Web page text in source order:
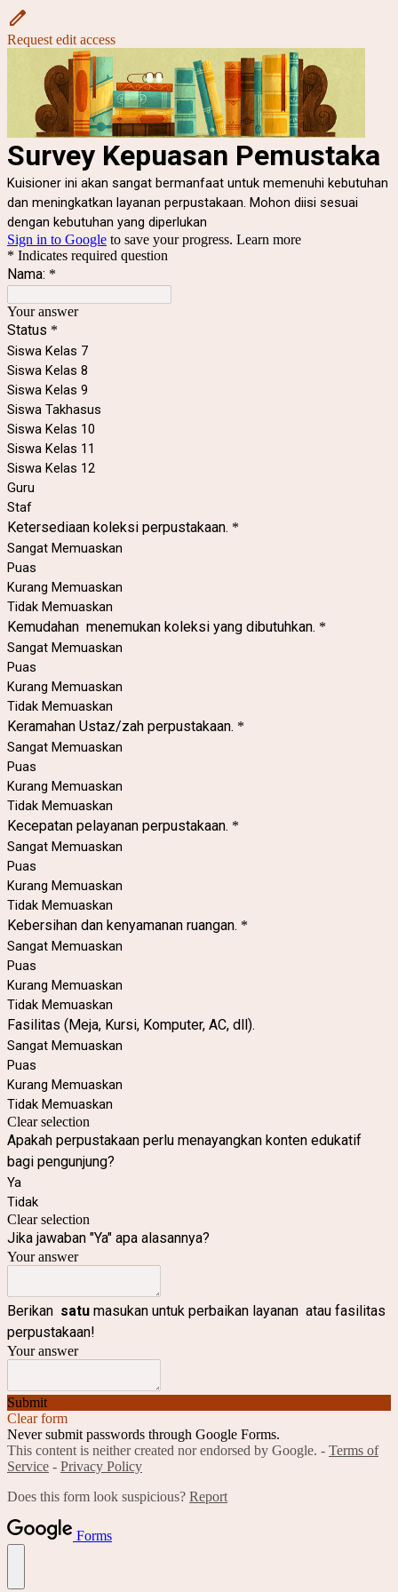
Request edit access
Survey Kepuasan Pemustaka
Kuisioner ini akan sangat bermanfaat untuk memenuhi kebutuhan
dan meningkatkan layanan perpustakaan. Mohon diisi sesuai
dengan kebutuhan yang diperlukan
Sign in to Google to save your progress. Learn more
* Indicates required question
Nama: *
Your answer
Status *
Siswa Kelas 7
Siswa Kelas 8
Siswa Kelas 9
Siswa Takhasus
Siswa Kelas 10
Siswa Kelas 11
Siswa Kelas 12
Guru
Staf
Ketersediaan koleksi perpustakaan. *
Sangat Memuaskan
Puas
Kurang Memuaskan
Tidak Memuaskan
Kemudahan menemukan koleksi yang dibutuhkan. *
Sangat Memuaskan
Puas
Kurang Memuaskan
Tidak Memuaskan
Keramahan Ustaz/zah perpustakaan. *
Sangat Memuaskan
Puas
Kurang Memuaskan
Tidak Memuaskan
Kecepatan pelayanan perpustakaan. *
Sangat Memuaskan
Puas
Kurang Memuaskan
Tidak Memuaskan
Kebersihan dan kenyamanan ruangan. *
Sangat Memuaskan
Puas
Kurang Memuaskan
Tidak Memuaskan
Fasilitas (Meja, Kursi, Komputer, AC, dll).
Sangat Memuaskan
Puas
Kurang Memuaskan
Tidak Memuaskan
Clear selection
Apakah perpustakaan perlu menayangkan konten edukatif
bagi pengunjung?
Ya
Tidak
Clear selection
Jika jawaban "Ya" apa alasannya?
Your answer
Berikan satu masukan untuk perbaikan layanan atau fasilitas
perpustakaan!
Your answer
Submit
Clear form
Never submit passwords through Google Forms.
This content is neither created nor endorsed by Google. - Terms of
Service - Privacy Policy
Does this form look suspicious? Report
Forms